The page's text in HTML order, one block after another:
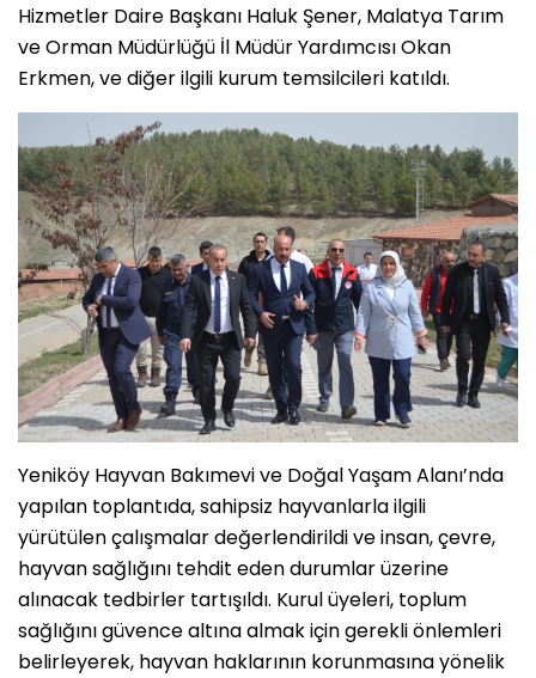
Hizmetler Daire Başkanı Haluk Şener, Malatya Tarım
ve Orman Müdürlüğü İl Müdür Yardımcısı Okan
Erkmen, ve diğer ilgili kurum temsilcileri katıldı.
Yeniköy Hayvan Bakımevi ve Doğal Yaşam Alanı’nda
yapılan toplantıda, sahipsiz hayvanlarla ilgili
yürütülen çalışmalar değerlendirildi ve insan, çevre,
hayvan sağlığını tehdit eden durumlar üzerine
alınacak tedbirler tartışıldı. Kurul üyeleri, toplum
sağlığını güvence altına almak için gerekli önlemleri
belirleyerek, hayvan haklarının korunmasına yönelik